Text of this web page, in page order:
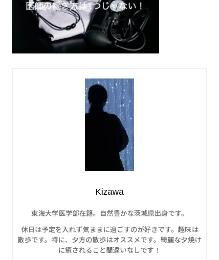
Kizawa
東海大学医学部在籍。自然豊かな茨城県出身です。
休日は予定を入れず気ままに過ごすのが好きです。趣味は
散歩です。特に、夕方の散歩はオススメです。綺麗な夕焼け
に癒されること間違いなしです！